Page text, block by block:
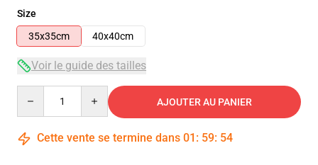
Size
35x35cm
40x40cm
Voir le guide des tailles
AJOUTER AU PANIER
Cette vente se termine dans 01 : 59: 54